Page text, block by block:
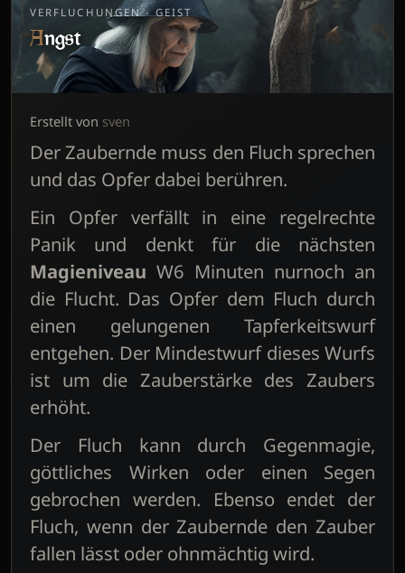
VERFLUCHUNGEN - GEIST
Angst
Erstellt von sven
Der Zaubernde muss den Fluch sprechen
und das Opfer dabei berühren.
Ein Opfer verfällt in eine regelrechte
Panik und denkt für die nächsten
Magieniveau W6 Minuten nurnoch an
die Flucht. Das Opfer dem Fluch durch
einen gelungenen Tapferkeitswurf
entgehen. Der Mindestwurf dieses Wurfs
ist um die Zauberstärke des Zaubers
erhöht.
Der Fluch kann durch Gegenmagie,
göttliches Wirken oder einen Segen
gebrochen werden. Ebenso endet der
Fluch, wenn der Zaubernde den Zauber
fallen lässt oder ohnmächtig wird.